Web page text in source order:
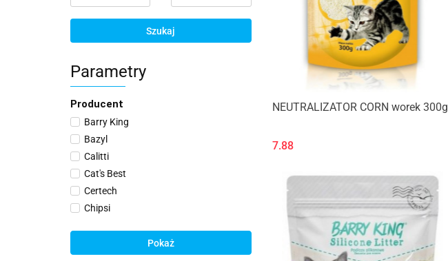
Szukaj
Parametry
Producent
Barry King
Bazyl
Calitti
Cat's Best
Certech
Chipsi
Pokaż
NEUTRALIZATOR CORN worek 300g
7.88